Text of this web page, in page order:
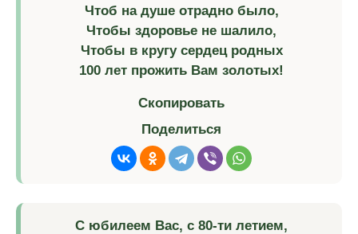
Чтоб на душе отрадно было,
Чтобы здоровье не шалило,
Чтобы в кругу сердец родных
100 лет прожить Вам золотых!
Скопировать
Поделиться
С юбилеем Вас, с 80-ти летием,